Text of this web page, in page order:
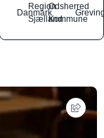
Danmark
Region
Sjælland
Odsherred
Kommune